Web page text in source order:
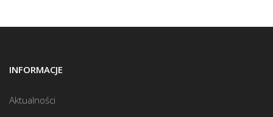
INFORMACJE
Aktualności